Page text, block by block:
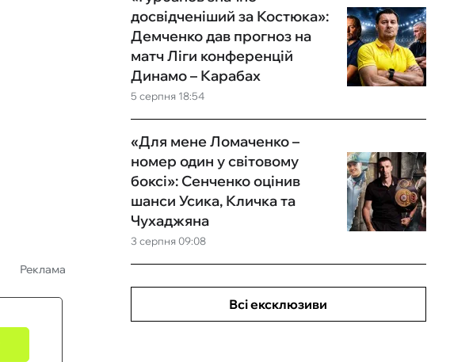
Реклама
5 серпня 18:54
досвідченіший за Костюка»:
Демченко дав прогноз на
матч Ліги конференцій
Динамо – Карабах
3 серпня 09:08
«Для мене Ломаченко –
номер один у світовому
боксі»: Сенченко оцінив
шанси Усика, Кличка та
Чухаджяна
Всі ексклюзиви